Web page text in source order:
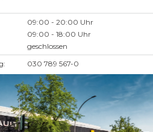
09:00 - 20:00 Uhr
09:00 - 18:00 Uhr
geschlossen
030 789 567-0